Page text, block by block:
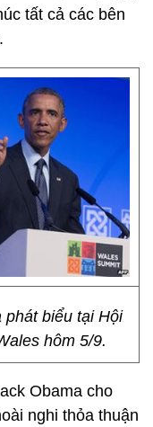
tất cả các bên
phát biểu tại Hội
hôm 5/9.
Obama cho
nghi thỏa thuận